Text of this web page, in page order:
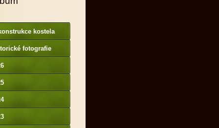
kostela
fotografie